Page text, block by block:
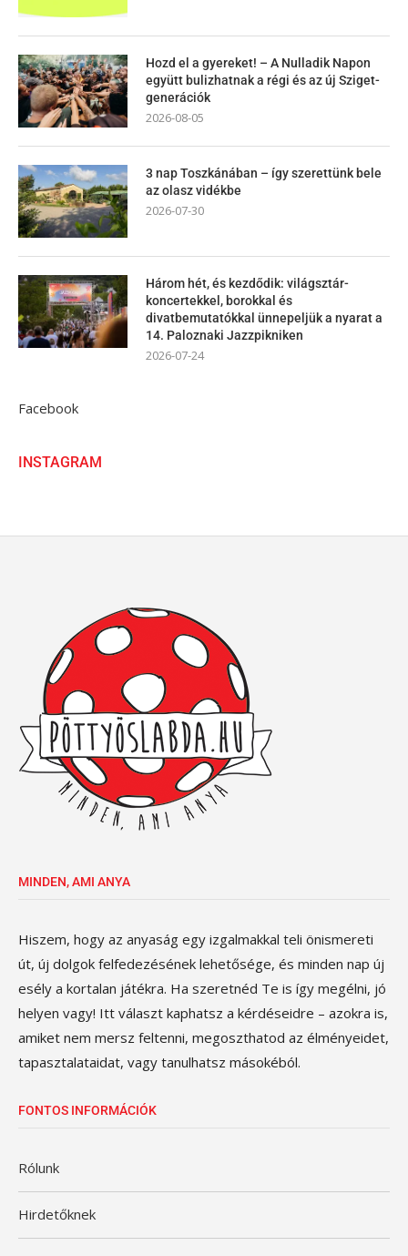
Hozd el a gyereket! – A Nulladik Napon
együtt bulizhatnak a régi és az új Sziget-
generációk
2026-08-05
3 nap Toszkánában – így szerettünk bele
az olasz vidékbe
2026-07-30
Három hét, és kezdődik: világsztár-
koncertekkel, borokkal és
divatbemutatókkal ünnepeljük a nyarat a
14. Paloznaki Jazzpikniken
2026-07-24
Facebook
INSTAGRAM
MINDEN, AMI ANYA
Hiszem, hogy az anyaság egy izgalmakkal teli önismereti
út, új dolgok felfedezésének lehetősége, és minden nap új
esély a kortalan játékra. Ha szeretnéd Te is így megélni, jó
helyen vagy! Itt választ kaphatsz a kérdéseidre – azokra is,
amiket nem mersz feltenni, megoszthatod az élményeidet,
tapasztalataidat, vagy tanulhatsz másokéból.
FONTOS INFORMÁCIÓK
Rólunk
Hirdetőknek